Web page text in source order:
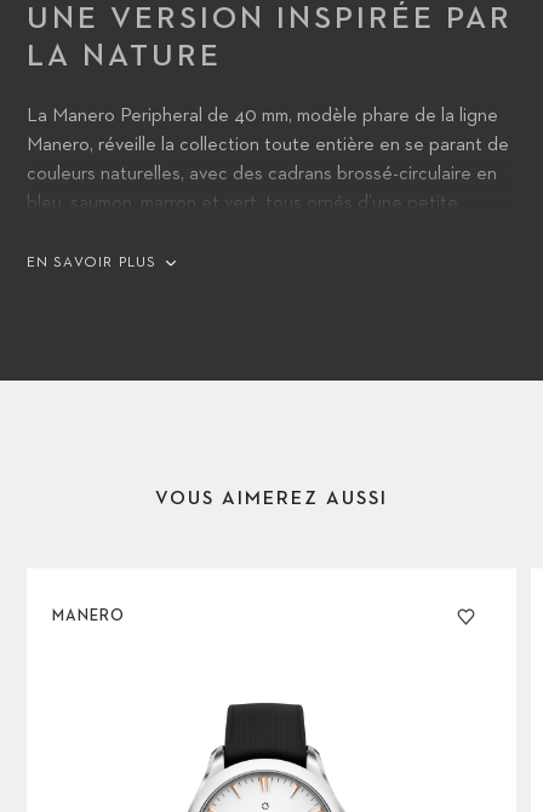
UNE VERSION INSPIRÉE PAR
LA NATURE
La Manero Peripheral de 40 mm, modèle phare de la ligne
Manero, réveille la collection toute entière en se parant de
couleurs naturelles, avec des cadrans brossé-circulaire en
bleu, saumon, marron et vert, tous ornés d’une petite
présentent une petite seconde respectivement noire ou
CFB.
EN SAVOIR PLUS
VOUS AIMEREZ AUSSI
MANERO